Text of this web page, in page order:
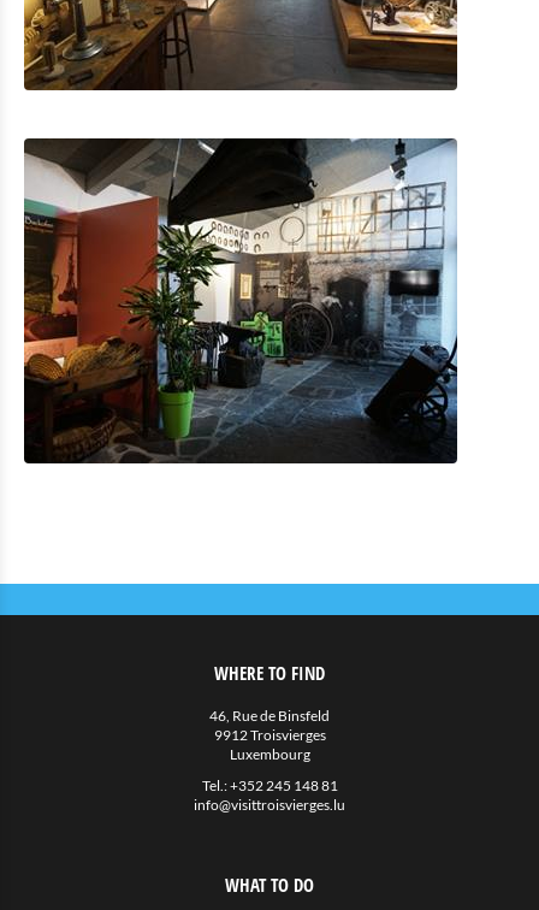
Eat & Sleep
Agenda
WHERE TO FIND
46, Rue de Binsfeld
9912 Troisvierges
Luxembourg
Tel.:+352 245 148 81
info@visittroisvierges.lu
WHAT TO DO